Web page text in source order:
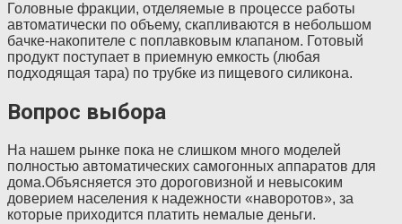
Головные фракции, отделяемые в процессе работы
автоматически по объему, скапливаются в небольшом
бачке-накопителе с поплавковым клапаном. Готовый
продукт поступает в приемную емкость (любая
подходящая тара) по трубке из пищевого силикона.
Вопрос выбора
На нашем рынке пока не слишком много моделей
полностью автоматических самогонных аппаратов для
дома.Объясняется это дороговизной и невысоким
доверием населения к надежности «наворотов», за
которые приходится платить немалые деньги.